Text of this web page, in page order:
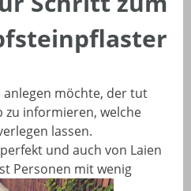
anlegen möchte, der tut
zu informieren, welche
lassen.
und auch von Laien
Personen mit wenig